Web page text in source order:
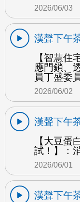
2026/06/03
漢聲下午
【智慧住
應門鎖、
員丁盛委
2026/06/02
漢聲下午
【大豆蛋
試！】：
2026/06/01
漢聲下午